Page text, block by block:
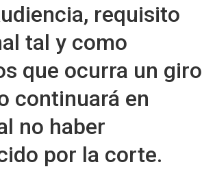
requisito
tal y como
que ocurra un giro
continuará en
no haber
por la corte.